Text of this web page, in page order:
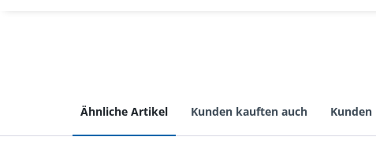
Ähnliche Artikel Kunden kauften auch Kunden